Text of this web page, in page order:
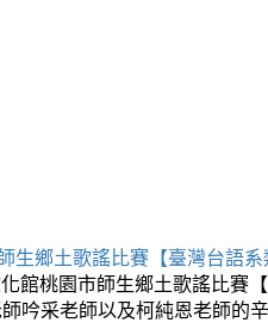
生鄉土歌謠比賽【臺灣台語
館桃園市師生鄉土歌謠比賽
吟采老師以及柯純恩老師的